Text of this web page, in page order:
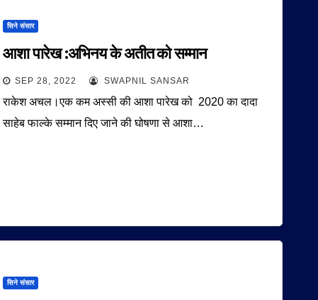
सिने संसार
आशा पारेख :अभिनय के अतीत को सम्मान
SEP 28, 2022 SWAPNIL SANSAR
राकेश अचल।एक कम अस्सी की आशा पारेख को 2020 का दादा
साहेब फाल्के सम्मान दिए जाने की घोषणा से आशा…
सिने संसार